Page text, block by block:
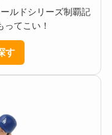
ルドシリーズ制覇記
てこい！
す